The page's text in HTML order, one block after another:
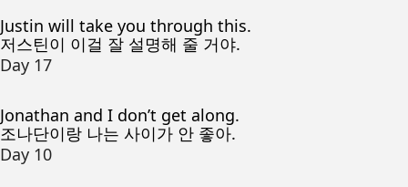
Justin will take you through this.
저스틴이 이걸 잘 설명해 줄 거야.
Day 17
Jonathan and I don’t get along.
조나단이랑 나는 사이가 안 좋아.
Day 10